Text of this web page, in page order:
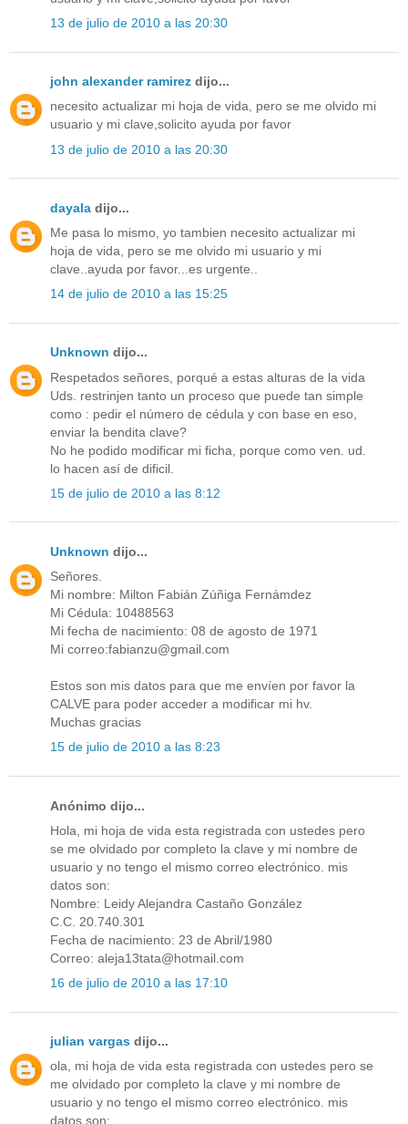
13 de julio de 2010 a las 20:30
john alexander ramirez dijo...
necesito actualizar mi hoja de vida, pero se me olvido mi
usuario y mi clave,solicito ayuda por favor
13 de julio de 2010 a las 20:30
dayala dijo...
Me pasa lo mismo, yo tambien necesito actualizar mi
hoja de vida, pero se me olvido mi usuario y mi
clave..ayuda por favor...es urgente..
14 de julio de 2010 a las 15:25
Unknown dijo...
Respetados señores, porqué a estas alturas de la vida
Uds. restrinjen tanto un proceso que puede tan simple
como : pedir el número de cédula y con base en eso,
enviar la bendita clave?
No he podido modificar mi ficha, porque como ven. ud.
lo hacen así de dificil.
15 de julio de 2010 a las 8:12
Unknown dijo...
Señores.
Mi nombre: Milton Fabián Zúñiga Fernámdez
Mi Cédula: 10488563
Mi fecha de nacimiento: 08 de agosto de 1971
Mi correo:fabianzu@gmail.com
Estos son mis datos para que me envíen por favor la
CALVE para poder acceder a modificar mi hv.
Muchas gracias
15 de julio de 2010 a las 8:23
Anónimo dijo...
Hola, mi hoja de vida esta registrada con ustedes pero
se me olvidado por completo la clave y mi nombre de
usuario y no tengo el mismo correo electrónico. mis
datos son:
Nombre: Leidy Alejandra Castaño González
C.C. 20.740.301
Fecha de nacimiento: 23 de Abril/1980
Correo: aleja13tata@hotmail.com
16 de julio de 2010 a las 17:10
julian vargas dijo...
ola, mi hoja de vida esta registrada con ustedes pero se
me olvidado por completo la clave y mi nombre de
usuario y no tengo el mismo correo electrónico. mis
datos son: